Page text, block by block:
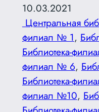
10.03.2021
Центральная
филиал № 1,
Библиотека-
филиал № 6,
Библиотека-
филиал №10,